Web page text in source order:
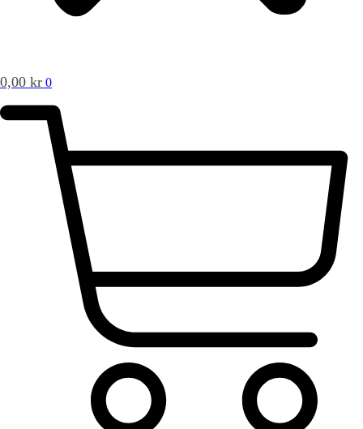
0,00 kr 0